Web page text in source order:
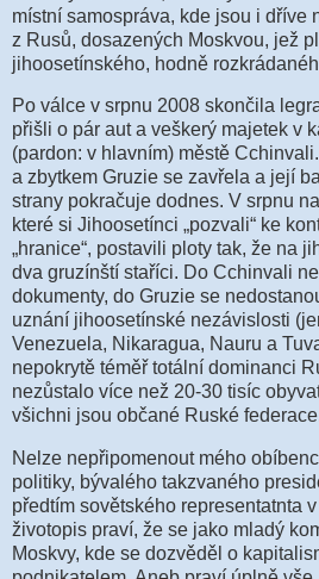
místní samospráva, kde jsou i dříve
z Rusů, dosazených Moskvou, jež
jihoosetínského, hodně
Po válce v srpnu 2008 skončila
přišli o pár aut a veškerý majetek v
(pardon: v hlavním) městě
a zbytkem Gruzie se zavřela a její
strany pokračuje dodnes. V srpnu
které si Jihoosetínci „pozvali“ ke
„hranice“, postavili ploty tak, že na
dva gruzínští staříci. Do Cchinvali
dokumenty, do Gruzie se
uznání jihoosetínské nezávislosti
Venezuela, Nikaragua, Nauru a
nepokrytě téměř totální dominanci
nezůstalo více než 20-30 tisíc
všichni jsou občané Ruské
Nelze nepřipomenout mého
politiky, bývalého takzvaného
předtím sovětského representatnta
životopis praví, že se jako mladý
Moskvy, kde se dozvěděl o